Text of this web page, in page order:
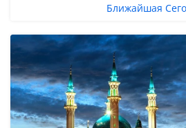
Ближайшая